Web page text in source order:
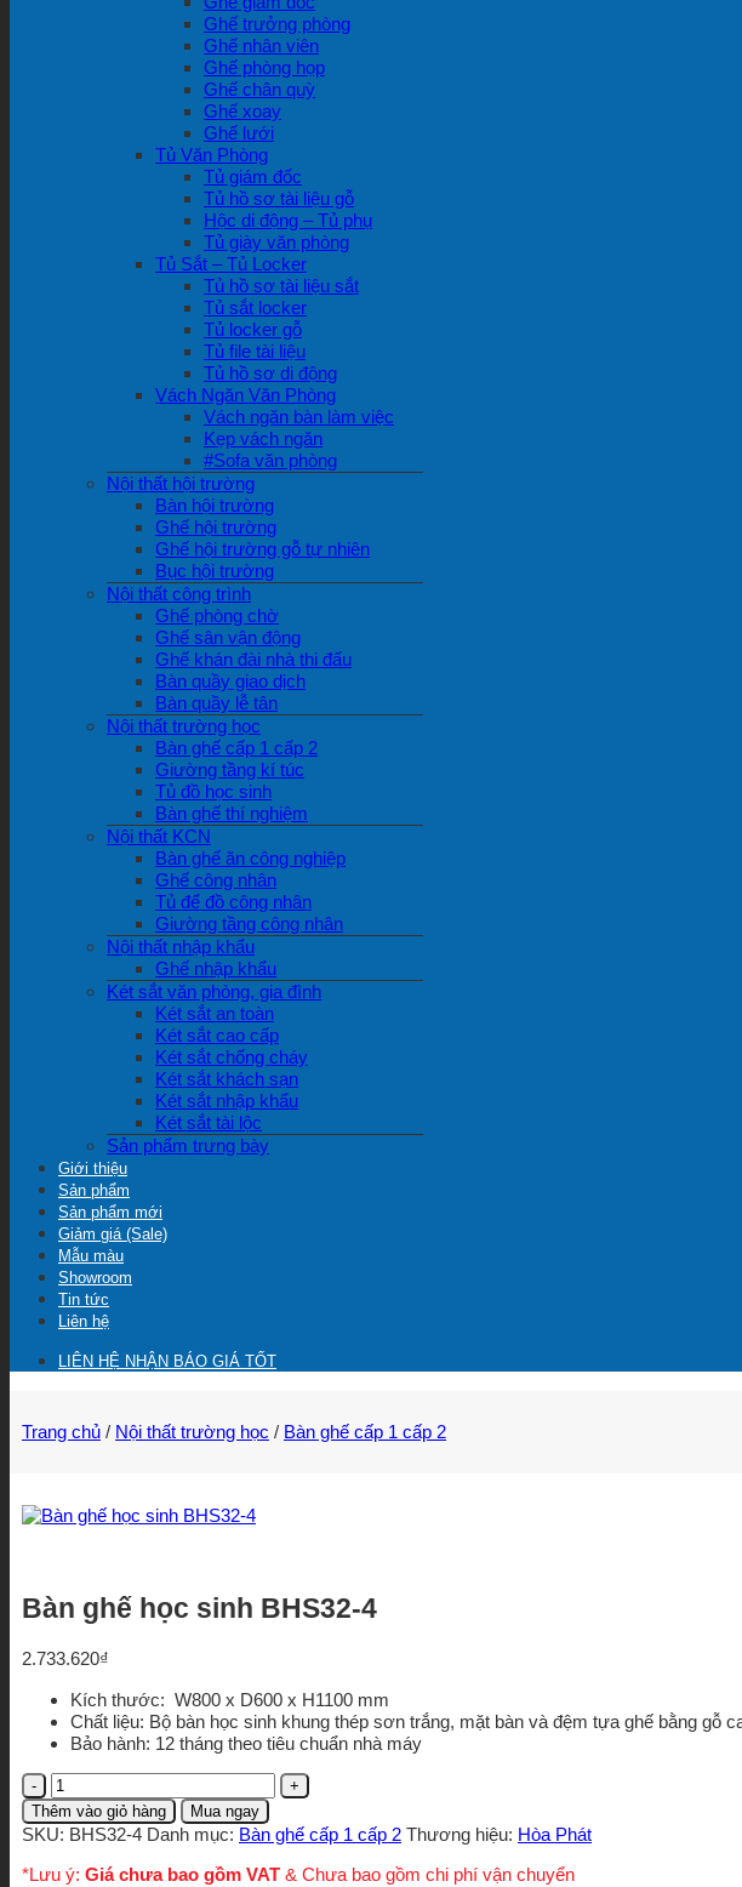
Ghế trưởng phòng
Ghế nhân viên
Ghế phòng họp
Ghế chân quỳ
Ghế xoay
Ghế lưới
Tủ Văn Phòng
Tủ giám đốc
Tủ hồ sơ tài liệu gỗ
Hộc di động – Tủ phụ
Tủ giày văn phòng
Tủ Sắt – Tủ Locker
Tủ hồ sơ tài liệu sắt
Tủ sắt locker
Tủ locker gỗ
Tủ file tài liệu
Tủ hồ sơ di động
Vách Ngăn Văn Phòng
Vách ngăn bàn làm việc
Kẹp vách ngăn
#Sofa văn phòng
Nội thất hội trường
Bàn hội trường
Ghế hội trường
Ghế hội trường gỗ tự nhiên
Bục hội trường
Nội thất công trình
Ghế phòng chờ
Ghế sân vận động
Ghế khán đài nhà thi đấu
Bàn quầy giao dịch
Bàn quầy lễ tân
Nội thất trường học
Bàn ghế cấp 1 cấp 2
Giường tầng kí túc
Tủ đồ học sinh
Bàn ghế thí nghiệm
Nội thất KCN
Bàn ghế ăn công nghiệp
Ghế công nhân
Tủ để đồ công nhân
Giường tầng công nhân
Nội thất nhập khẩu
Ghế nhập khẩu
Két sắt văn phòng, gia đình
Két sắt an toàn
Két sắt cao cấp
Két sắt chống cháy
Két sắt khách sạn
Két sắt nhập khẩu
Két sắt tài lộc
Sản phẩm trưng bày
Giới thiệu
Sản phẩm
Sản phẩm mới
Giảm giá (Sale)
Mẫu màu
Showroom
Tin tức
Liên hệ
LIÊN HỆ NHẬN BÁO GIÁ TỐT
Trang chủ / Nội thất trường học / Bàn ghế cấp 1 cấp 2
Bàn ghế học sinh BHS32-4
2.733.620₫
Kích thước: W800 x D600 x H1100 mm
Chất liệu: Bộ bàn học sinh khung thép sơn trắng, mặt bàn và đệm tựa ghế bằng gỗ
Bảo hành: 12 tháng theo tiêu chuẩn nhà máy
Bàn
ghế
học
sinh
BHS32-
Thêm vào giỏ hàng Mua ngay
SKU: BHS32-4 Danh mục: Bàn ghế cấp 1 cấp 2 Thương hiệu: Hòa Phát
*Lưu ý: Giá chưa bao gồm VAT & Chưa bao gồm chi phí vận chuyển